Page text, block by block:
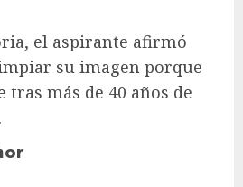
el aspirante afirmó
su imagen porque
tras más de 40 años de